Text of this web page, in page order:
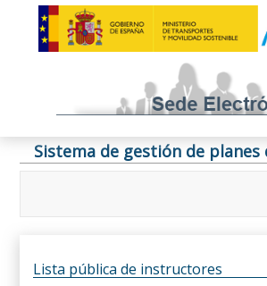
Sistema de gestión de
Lista pública de instructores